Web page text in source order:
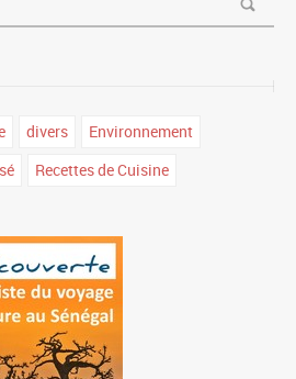
divers
Environnement
Recettes de Cuisine